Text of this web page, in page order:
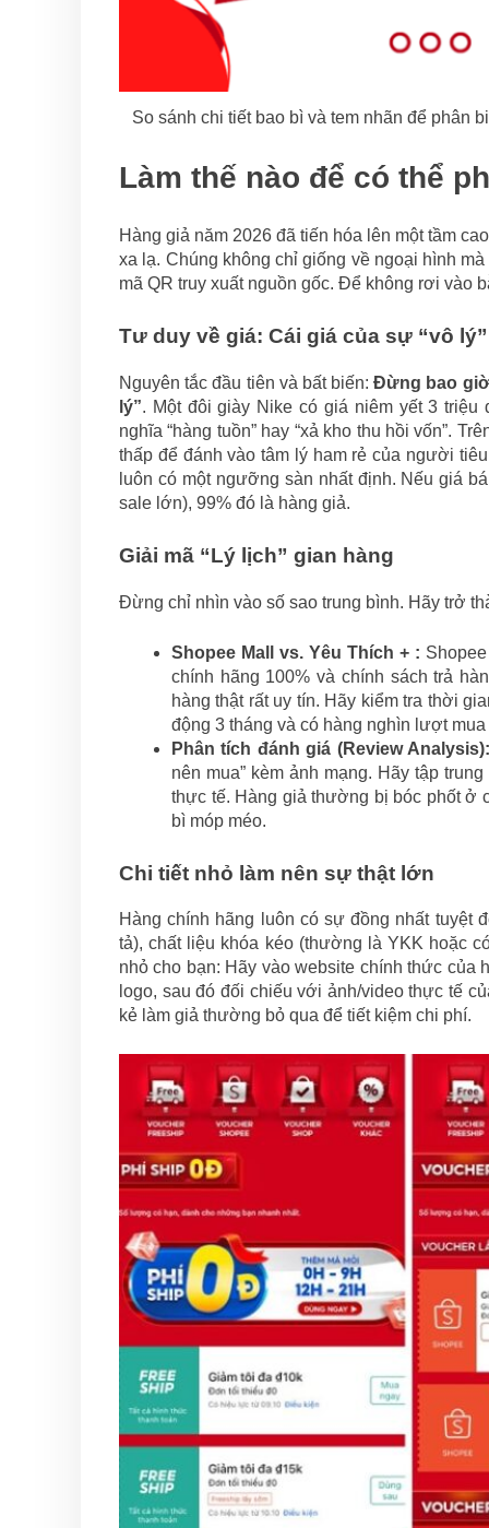
So sánh chi tiết bao bì và tem nhãn để phân
Làm thế nào để có thể
Hàng giả năm 2026 đã tiến hóa lên một tầm
xa lạ. Chúng không chỉ giống về ngoại hình
mã QR truy xuất nguồn gốc. Để không rơi vào
Tư duy về giá: Cái giá của sự “vô lý”
Nguyên tắc đầu tiên và bất biến:Đừng bao
lý”. Một đôi giày Nike có giá niêm yết 3
nghĩa “hàng tuồn” hay “xả kho thu hồi vốn”.
thấp để đánh vào tâm lý ham rẻ của người
luôn có một ngưỡng sàn nhất định. Nếu giá
sale lớn), 99% đó là hàng giả.
Giải mã “Lý lịch” gian hàng
Đừng chỉ nhìn vào số sao trung bình. Hãy trở
Shopee Mall vs. Yêu Thích + :
chính hãng 100% và chính sách trả
hàng thật rất uy tín. Hãy kiểm tra thời
động 3 tháng và có hàng nghìn lượt mua
Phân tích đánh giá (Review
nên mua” kèm ảnh mạng. Hãy tập
thực tế. Hàng giả thường bị bóc phốt ở
bì móp méo.
Chi tiết nhỏ làm nên sự thật lớn
Hàng chính hãng luôn có sự đồng nhất tuyệt
tả), chất liệu khóa kéo (thường là YKK hoặc
nhỏ cho bạn: Hãy vào website chính thức của
logo, sau đó đối chiếu với ảnh/video thực tế
kẻ làm giả thường bỏ qua để tiết kiệm chi phí.